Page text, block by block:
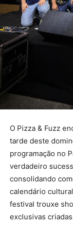
O Pizza & Fuzz
tarde deste
programação no
verdadeiro
consolidando
calendário
festival trouxe
exclusivas